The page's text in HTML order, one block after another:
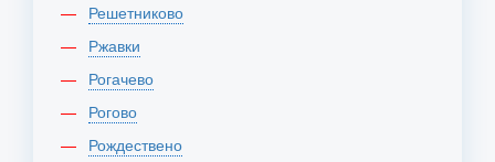
Решетниково
Ржавки
Рогачево
Рогово
Рождествено